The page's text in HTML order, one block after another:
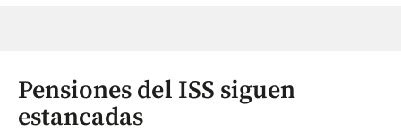
Pensiones del ISS siguen
estancadas